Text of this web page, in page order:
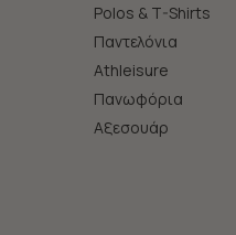
Polos & T-Shirts
Παντελόνια
Athleisure
Πανωφόρια
Aξεσουάρ